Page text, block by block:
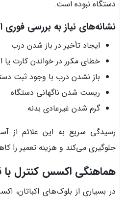
دستگاه نبوده است.
نشانه‌های نیاز به بررسی
ایجاد تأخیر در باز شدن درب
خطای مکرر در خواندن کارت یا
باز نشدن درب با وجود ثبت
ریست شدن ناگهانی دستگاه
گرم شدن غیرعادی بدنه
رسیدگی سریع به این علائم از
جلوگیری می‌کند و هزینه تعمیر را
هماهنگی اکسس کنترل با
در بسیاری از بلوک‌های اکباتان،